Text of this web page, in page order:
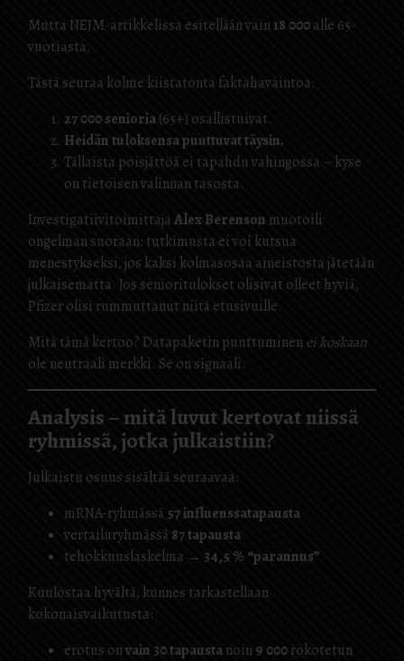
Mutta NEJM-artikkelissa esitellään vain18 000alle 65-
vuotiasta.
Tästä seuraa kolme kiistatonta fakta­havaintoa:
27 000 senioria(65+) osallistuivat.
Heidän tuloksensa puuttuvat täysin.
Tällaista poisjättöä ei tapahdu vahingossa – kyse
on tietoisen valinnan tasosta.
InvestigatiivitoimittajaAlex Berenson muotoili
ongelman suoraan: tutkimusta ei voi kutsua
menestykseksi, jos kaksi kolmasosaa aineistosta jätetään
julkaisematta. Jos senioritulokset olisivat olleet hyviä,
Pfizer olisi rummuttanut niitä etusivuille.
Mitä tämä kertoo? Datapaketin puuttuminenei koskaan
ole neutraali merkki. Se on signaali.
Analysis – mitä luvut kertovat niissä
ryhmissä, jotka julkaistiin?
Julkaistu osuus sisältää seuraavaa:
mRNA-ryhmässä 57 influenssatapausta
vertailuryhmässä 87 tapausta
tehokkuuslaskelma → 34,5 % “parannus”
Kuulostaa hyvältä, kunnes tarkastellaan
kokonaisvaikutusta:
erotus onvain 30 tapaustanoin9 000rokotetun